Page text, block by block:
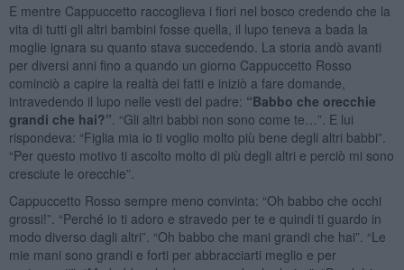
E mentre Cappuccetto raccoglieva i fiori nel bosco credendo che la
vita di tutti gli altri bambini fosse quella, il lupo teneva a bada la
moglie ignara su quanto stava succedendo. La storia andò avanti
per diversi anni fino a quando un giorno Cappuccetto Rosso
cominciò a capire la realtà dei fatti e iniziò a fare domande,
intravedendo il lupo nelle vesti del padre: “Babbo che orecchie
grandi che hai?” . “Gli altri babbi non sono come te…”. E lui
rispondeva: “Figlia mia io ti voglio molto più bene degli altri babbi”.
“Per questo motivo ti ascolto molto di più degli altri e perciò mi sono
cresciute le orecchie”.
Cappuccetto Rosso sempre meno convinta: “Oh babbo che occhi
grossi!”. “Perché io ti adoro e stravedo per te e quindi ti guardo in
modo diverso dagli altri”. “Oh babbo che mani grandi che hai”. “Le
mie mani sono grandi e forti per abbracciarti meglio e per